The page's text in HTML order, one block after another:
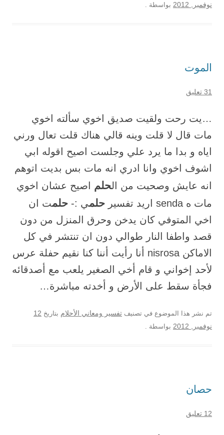
نوفمبر, 2012
بواسطة .
الموت
31 تعليق
…يت رحت ولقيت صديق اخوي سألته اخوي
مات قال لا قلت وينه قالي هناك قلت تعال ورني
اياه و بدا ما يرد علي وجلست اصيح اقوله ابي
اشوف اخوي وانا ادري انه مات بس بديت اتوهم
انه عايش وصحيت من الحلم اصيح عشان اخوي
مات ه senda اريد تفسير
حلمي :- حلمت ان
اخي المتوفي كان يدخن وحرق المنزل من دون
قصد واطفا النار طوالي دون ان تنتشر في كل
الاماكن nisrosa أنا رأيت أننا كنا نقيم حفلة عرس
لأحد إخواني و قام أخي الصغير يلعب مع أصدقائه
فجأة سقط على الأرض و أخدته مباشرة…
تم نشر هذا الموضوع في تصنيف تفسير ومعاني الأحلام بتاريخ 12
نوفمبر, 2012
بواسطة .
حصان
12 تعليق